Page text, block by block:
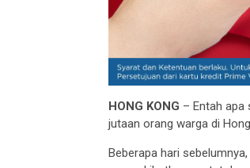
HONG KONG – Entah apa
jutaan orang warga di
Beberapa hari